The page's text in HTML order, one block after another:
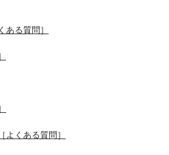
ある質問］
よくある質問］